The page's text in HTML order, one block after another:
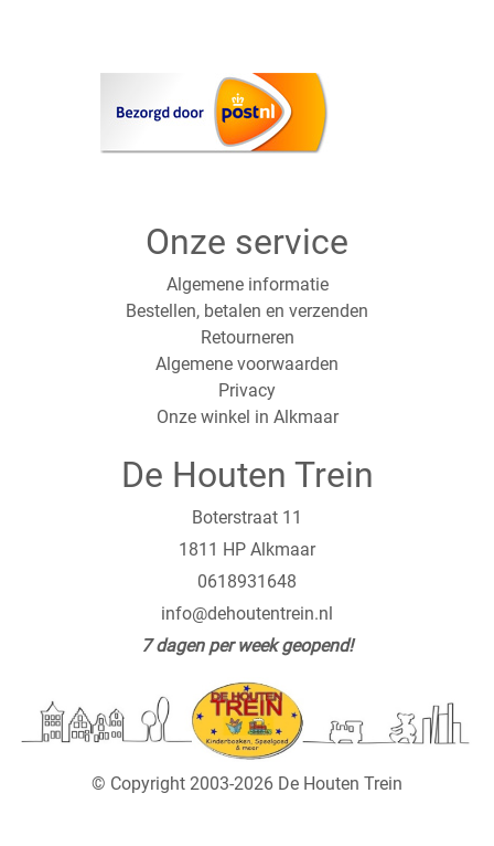
Onze service
Algemene informatie
Bestellen, betalen en verzenden
Retourneren
Algemene voorwaarden
Privacy
Onze winkel in Alkmaar
De Houten Trein
Boterstraat 11
1811 HP Alkmaar
0618931648
info@dehoutentrein.nl
7 dagen per week geopend!
© Copyright 2003-2026 De Houten Trein